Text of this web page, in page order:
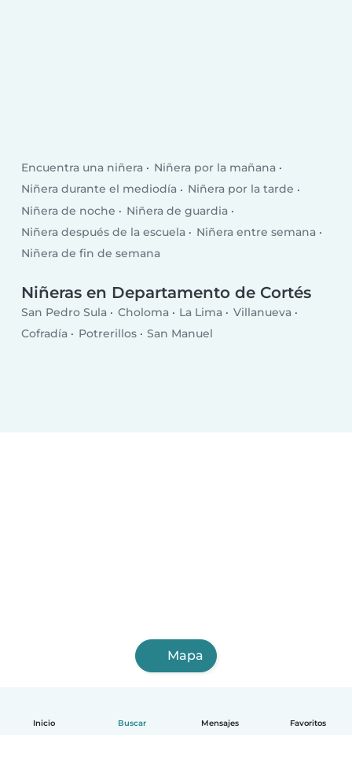
Inicio Buscar Mensajes Favoritos
Encuentra una niñera
Niñera por la mañana
Niñera durante el mediodía
Niñera por la tarde
Niñera de noche
Niñera de guardia
Niñera después de la escuela
Niñera entre semana
Niñera de fin de semana
Niñeras en Departamento de Cortés
San Pedro Sula Choloma La Lima
Villanueva
Cofradía
Potrerillos San Manuel
Mapa